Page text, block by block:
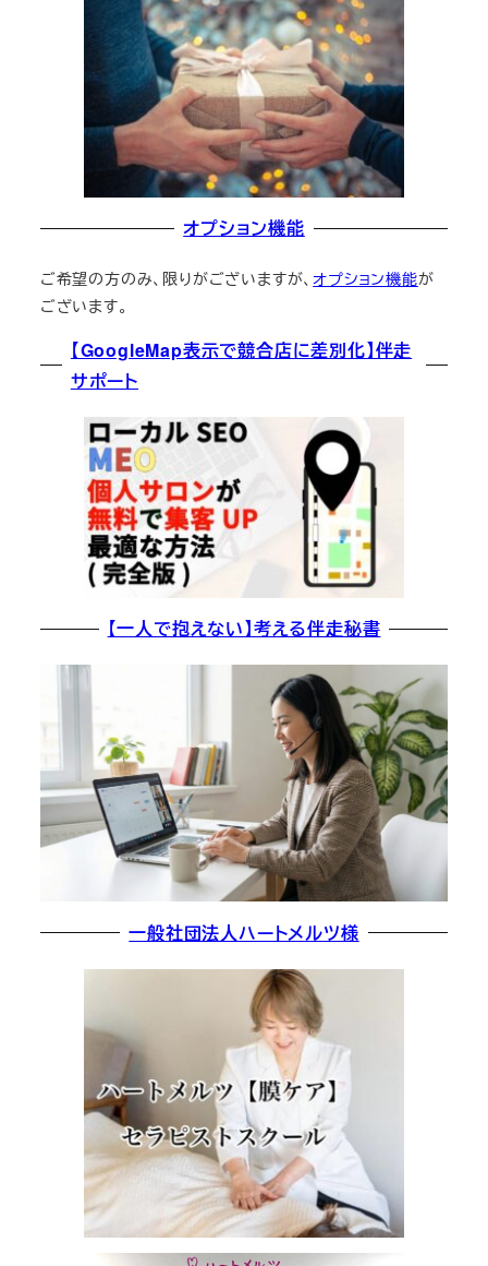
オプション機能
ご希望の方のみ、限りがございますが、オプション機能が
ございます。
【GoogleMap表示で競合店に差別化】伴走
サポート
【一人で抱えない】考える伴走秘書
一般社団法人ハートメルツ様